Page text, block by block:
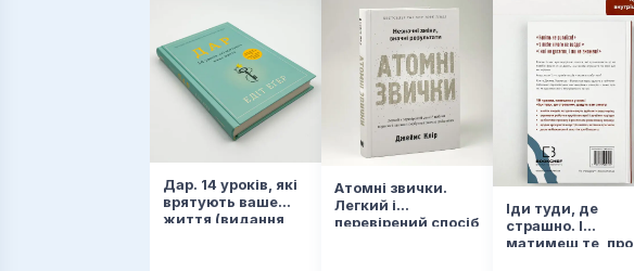
Дар. 14 уроків, які
врятують ваше
життя (видання
Атомні звички.
Легкий і
перевірений спосіб
Іди туди, де
страшно. І
матимеш те, про